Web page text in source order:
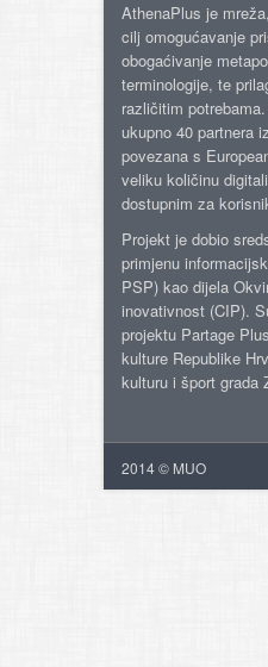
AthenaPlus je
cilj omogućavanje
obogaćivanje
terminologije, te
različitim
ukupno 40 partnera
povezana s
veliku količinu
dostupnim za
Projekt je dobio
primjenu
PSP) kao dijela
inovativnost (CIP).
projektu Partage
kulture Republike
kulturu i šport grada
2014 © MUO